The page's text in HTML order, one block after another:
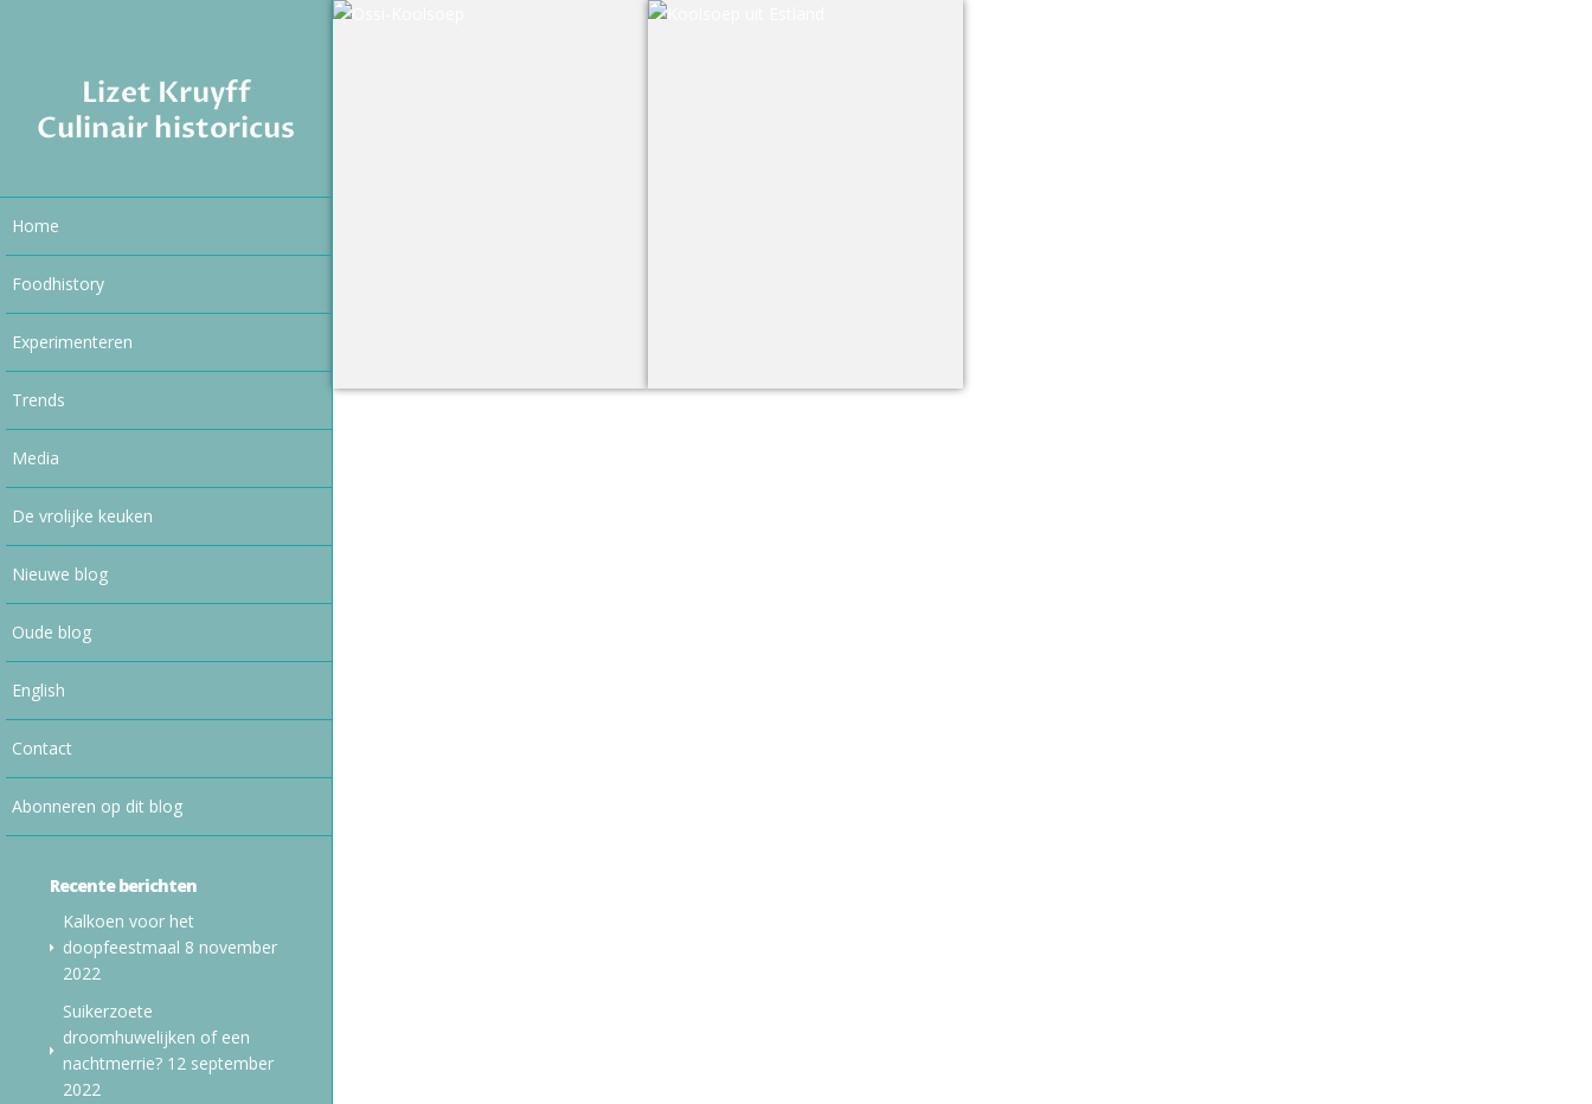
Lizet Kruyff
Culinair historicus
Home
Foodhistory
Experimenteren
Trends
Media
De vrolijke keuken
Nieuwe blog
Oude blog
English
Contact
Abonneren op dit blog
Recente berichten
Kalkoen voor het
doopfeestmaal 8 november
2022
Suikerzoete
droomhuwelijken of een
nachtmerrie? 12 september
2022